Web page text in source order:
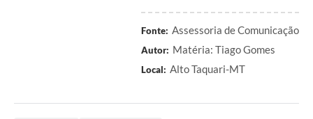
Fonte: Assessoria de Comunicação
Autor: Matéria: Tiago Gomes
Local: Alto Taquari-MT